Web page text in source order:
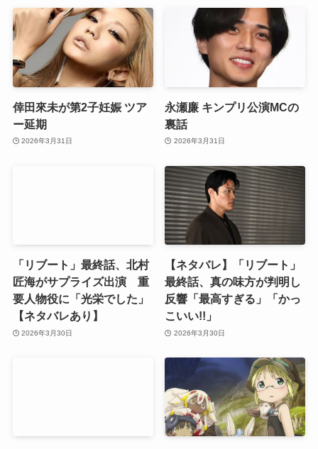
倖田來未が第2子妊娠 ツア
ー延期
2026年3月31日
永瀬廉 キンプリ公演MCの
裏話
2026年3月31日
「リブート」最終話、北村
匠海がサプライズ出演 重
要人物役に「光栄でした」
【ネタバレあり】
2026年3月30日
【ネタバレ】「リブート」
最終話、真の味方が判明し
反響「最高すぎる」「かっ
こいい!!」
2026年3月30日